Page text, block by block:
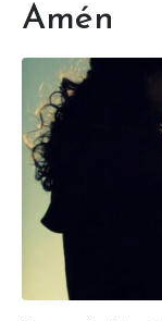
Amén